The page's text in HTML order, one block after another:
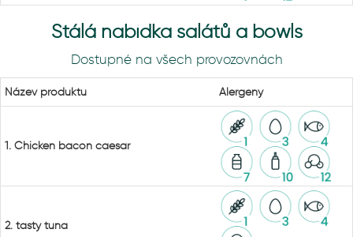
Stálá nabídka salátů a bowls
Dostupné na všech provozovnách
Název produktu Alergeny
1. Chicken bacon caesar
2. tasty tuna